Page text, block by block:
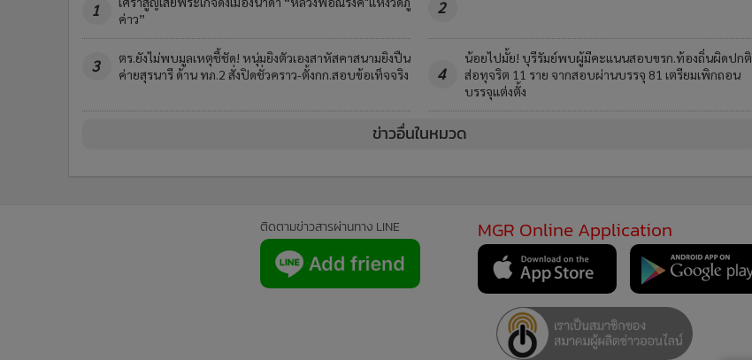
1
ค่าว”
2
3
ตร.ยังไม่พบมูลเหตุชี้ชัด! หนุ่มยิงตัวเองสาหัสคาสนามยิงปืน
ค่ายสุรนารี ด้าน ทภ.2 สั่งปิดชั่วคราว-ตั้งกก.สอบข้อเท็จจริง
4
น้อยไปมั้ย! บุรีรัมย์พบผู้มีคะแนนสอบขรก.ท้องถิ่นผิดปกติ
ส่อทุจริต 11 ราย จากสอบผ่านบรรจุ 81 เตรียมเพิกถอน
บรรจุแต่งตั้ง
ข่าวอื่นในหมวด
ติดตามข่าวสารผ่านทาง LINE MGR Online Application